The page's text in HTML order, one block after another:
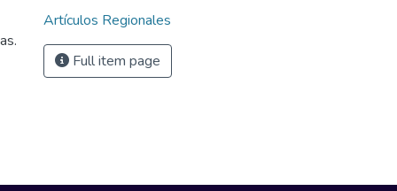
Artículos Regionales
Full item page